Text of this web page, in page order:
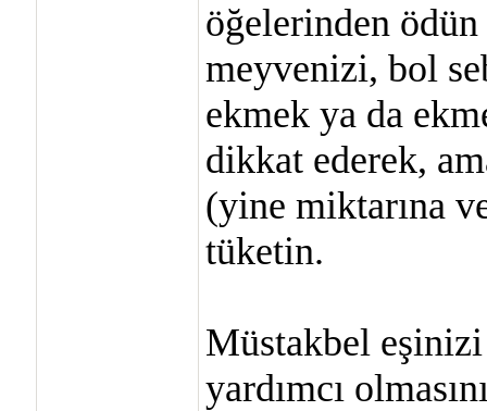
öğelerinden
meyvenizi, bol
ekmek ya da
dikkat ederek,
(yine miktarına
tüketin.
Müstakbel
yardımcı